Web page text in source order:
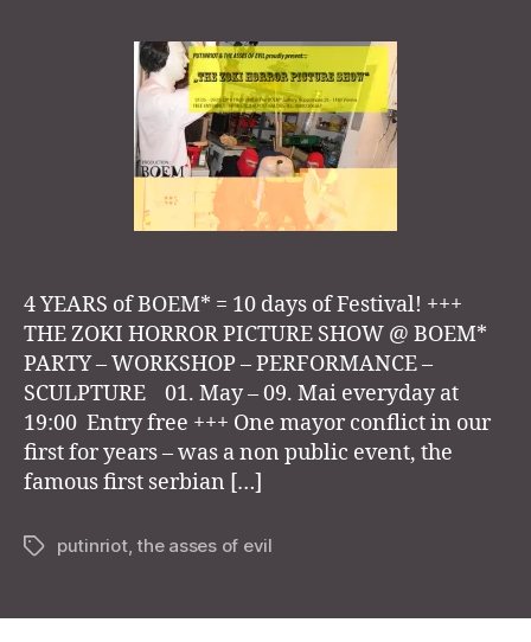
4 YEARS of BOEM* = 10 days of Festival! +++
THE ZOKI HORROR PICTURE SHOW @ BOEM*
PARTY – WORKSHOP – PERFORMANCE –
SCULPTURE 01. May – 09. Mai everyday at
19:00 Entry free +++ One mayor conflict in our
first for years – was a non public event, the
famous first serbian […]
Tagsputinriot,the asses of evil